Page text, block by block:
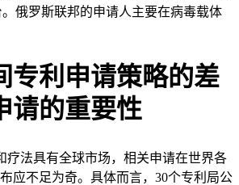
俄罗斯联邦的申请人主要在病毒载体
专利申请策略的差
请的重要性
疗法具有全球市场，相关申请在世界各
应不足为奇。具体而言，30个专利局公